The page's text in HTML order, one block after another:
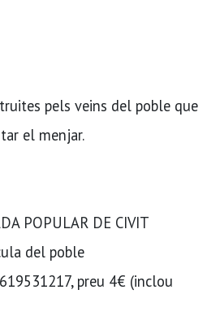
pels veins del poble que
el menjar.
POPULAR DE CIVIT
del poble
preu 4€ (inclou